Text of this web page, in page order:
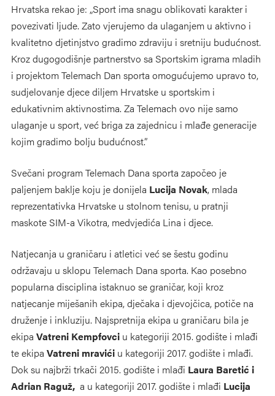
Hrvatska rekao je: „Sport ima snagu oblikovati karakter i
povezivati ljude. Zato vjerujemo da ulaganjem u aktivno i
kvalitetno djetinjstvo gradimo zdraviju i sretniju budućnost.
Kroz dugogodišnje partnerstvo sa Sportskim igrama mladih
i projektom Telemach Dan sporta omogućujemo upravo to,
sudjelovanje djece diljem Hrvatske u sportskim i
edukativnim aktivnostima. Za Telemach ovo nije samo
ulaganje u sport, već briga za zajednicu i mlađe generacije
kojim gradimo bolju budućnost.”
Svečani program Telemach Dana sporta započeo je
paljenjem baklje koju je donijela Lucija Novak, mlada
reprezentativka Hrvatske u stolnom tenisu, u pratnji
maskote SIM-a Vikotra, medvjedića Lina i djece.
Natjecanja u graničaru i atletici već se šestu godinu
održavaju u sklopu Telemach Dana sporta. Kao posebno
popularna disciplina istaknuo se graničar, koji kroz
natjecanje miješanih ekipa, dječaka i djevojčica, potiče na
druženje i inkluziju. Najspretnija ekipa u graničaru bila je
ekipa Vatreni Kempfovci u kategoriji 2015. godište i mlađi
te ekipa Vatreni mravići u kategoriji 2017. godište i mlađi.
Dok su najbrži trkači 2015. godište i mlađi Laura Baretić i
Adrian Raguž, a u kategoriji 2017. godište i mlađi Lucija